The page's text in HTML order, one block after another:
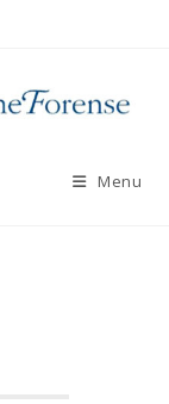
Menu